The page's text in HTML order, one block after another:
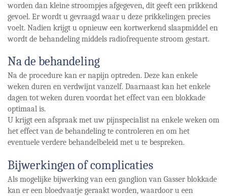
worden dan kleine stroompjes afgegeven, dit geeft een prikkend
gevoel. Er wordt u gevraagd waar u deze prikkelingen precies
voelt. Nadien krijgt u opnieuw een kortwerkend slaapmiddel en
wordt de behandeling middels radiofrequente stroom gestart.
Na de behandeling
Na de procedure kan er napijn optreden. Deze kan enkele
weken duren en verdwijnt vanzelf. Daarnaast kan het enkele
dagen tot weken duren voordat het effect van een blokkade
optimaal is.
U krijgt een afspraak met uw pijnspecialist na enkele weken om
het effect van de behandeling te controleren en om het
eventuele verdere behandelbeleid met u te bespreken.
Bijwerkingen of complicaties
Als mogelijke bijwerking van een ganglion van Gasser blokkade
kan er een bloedvaatje geraakt worden, waardoor u een